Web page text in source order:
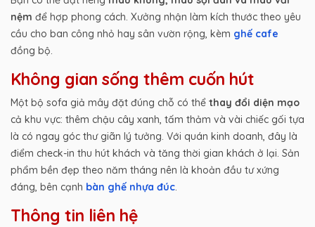
nệm để hợp phong cách. Xưởng nhận làm kích thước theo yêu
cầu cho ban công nhỏ hay sân vườn rộng, kèm ghế cafe
đồng bộ.
Không gian sống thêm cuốn hút
Một bộ sofa giả mây đặt đúng chỗ có thể thay đổi diện mạo
cả khu vực: thêm chậu cây xanh, tấm thảm và vài chiếc gối tựa
là có ngay góc thư giãn lý tưởng. Với quán kinh doanh, đây là
điểm check-in thu hút khách và tăng thời gian khách ở lại. Sản
phẩm bền đẹp theo năm tháng nên là khoản đầu tư xứng
đáng, bên cạnh bàn ghế nhựa đúc
Thông tin liên hệ